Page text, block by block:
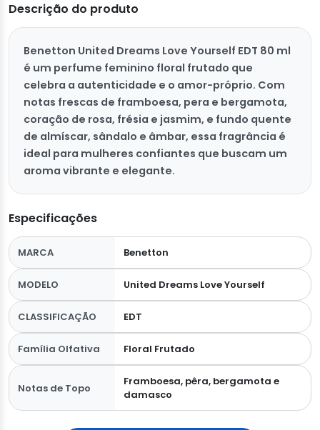
Descrição do produto
Benetton United Dreams Love Yourself EDT 80 ml
é um perfume feminino floral frutado que
celebra a autenticidade e o amor-próprio. Com
notas frescas de framboesa, pera e bergamota,
coração de rosa, frésia e jasmim, e fundo quente
de almíscar, sândalo e âmbar, essa fragrância é
ideal para mulheres confiantes que buscam um
aroma vibrante e elegante.
Especificações
MARCA Benetton
MODELO United Dreams Love Yourself
CLASSIFICAÇÃO EDT
Família Olfativa Floral Frutado
Notas de Topo
Framboesa, pêra, bergamota e
damasco